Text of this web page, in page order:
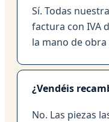
Sí. Todas
factura con IVA
la mano de
¿Vendéis
No. Las piezas